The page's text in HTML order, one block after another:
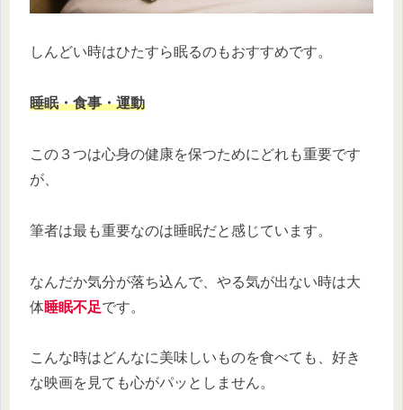
しんどい時はひたすら眠るのもおすすめです。
睡眠・食事・運動
この３つは心身の健康を保つためにどれも重要です
が、
筆者は最も重要なのは睡眠だと感じています。
なんだか気分が落ち込んで、やる気が出ない時は大
体睡眠不足です。
こんな時はどんなに美味しいものを食べても、好き
な映画を見ても心がパッとしません。